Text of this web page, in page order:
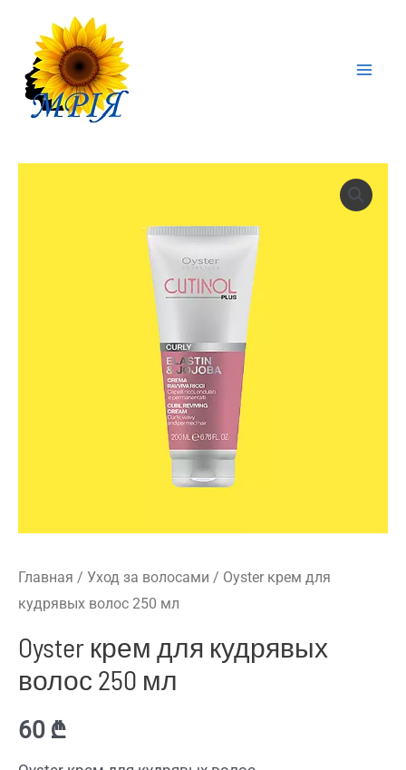
Главная / Уход за волосами / Oyster крем для
кудрявых волос 250 мл
Oyster крем для кудрявых
волос 250 мл
60 ₾